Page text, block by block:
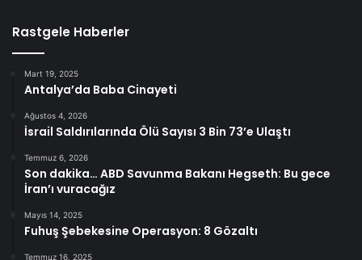
Rastgele Haberler
Mart 19, 2025
Antalya’da Baba Cinayeti
Ağustos 4, 2026
İsrail Saldırılarında Ölü Sayısı 3 Bin 73’e Ulaştı
Temmuz 6, 2026
Son dakika… ABD Savunma Bakanı Hegseth: Bu gece
İran’ı vuracağız
Mayıs 14, 2025
Fuhuş Şebekesine Operasyon: 8 Gözaltı
Temmuz 16, 2025